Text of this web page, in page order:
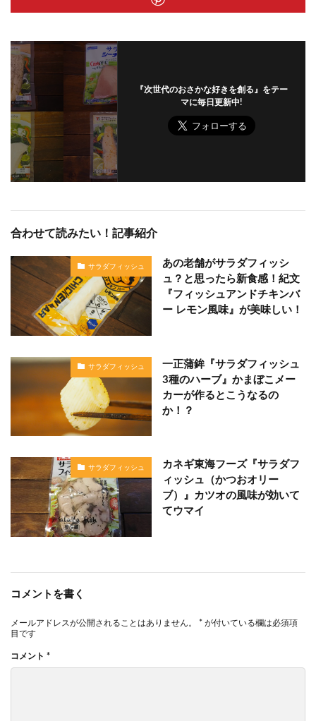
『次世代のおさかな好きを創る』をテー
マに毎日更新中!
合わせて読みたい！記事紹介
サラダフィッシュ
あの老舗がサラダフィッシ
ュ？と思ったら新食感！紀文
『フィッシュアンドチキンバ
ー レモン風味』が美味しい！
サラダフィッシュ
一正蒲鉾『サラダフィッシュ
3種のハーブ』かまぼこメー
カーが作るとこうなるの
か！？
サラダフィッシュ
カネギ東海フーズ『サラダフ
ィッシュ（かつおオリー
ブ）』カツオの風味が効いて
てウマイ
コメントを書く
メールアドレスが公開されることはありません。 * が付いている欄は必須項
目です
コメント *